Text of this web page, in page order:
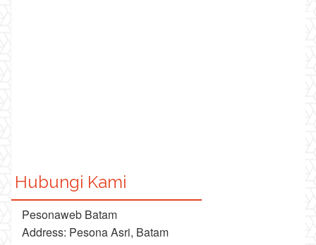
Hubungi Kami
Pesonaweb Batam
Address: Pesona Asri, Batam